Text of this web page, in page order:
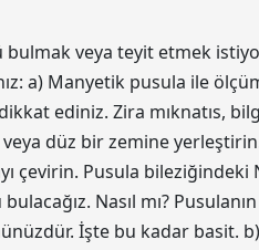
veya teyit etmek
a) Manyetik pusula ile
ediniz. Zira mıknatıs,
düz bir zemine
çevirin. Pusula
Nasıl mı?
İşte bu kadar basit.